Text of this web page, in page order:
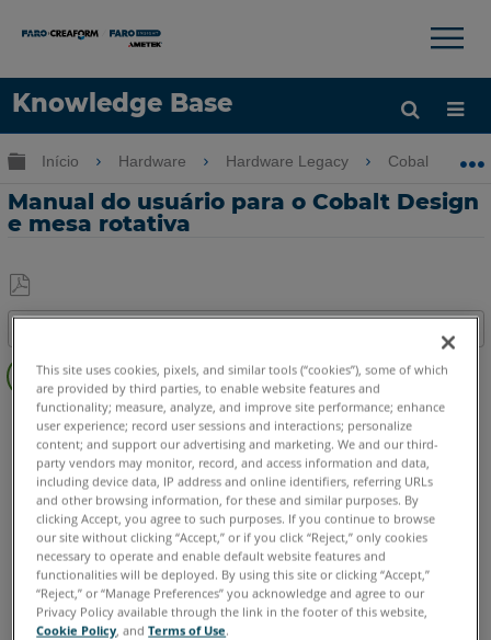
Knowledge Base
Idioma
×
Expandir/recolher hierarquia global
Início Hardware Hardware Legacy Cobalt Design
Manual do usuário para o Cobalt Design
e mesa rotativa
Salvar
como
PDF
rápidas
Cobalt Design Dual M S
Alemão Chinês Coreano Espanhol Francês Inglês
Italiano Japonês Português
This site uses cookies, pixels, and similar tools (“cookies”), some of which
are provided by third parties, to enable website features and
functionality; measure, analyze, and improve site performance; enhance
user experience; record user sessions and interactions; personalize
content; and support our advertising and marketing. We and our third-
party vendors may monitor, record, and access information and data,
including device data, IP address and online identifiers, referring URLs
and other browsing information, for these and similar purposes. By
clicking Accept, you agree to such purposes. If you continue to browse
our site without clicking “Accept,” or if you click “Reject,” only cookies
necessary to operate and enable default website features and
functionalities will be deployed. By using this site or clicking “Accept,”
“Reject,” or “Manage Preferences” you acknowledge and agree to our
Privacy Policy available through the link in the footer of this website,
Cookie Policy, andTerms of Use.